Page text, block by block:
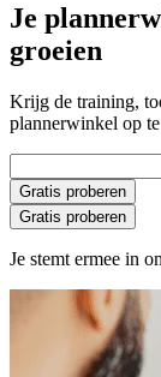
Je
groeien
Krijg de training,
plannerwinkel op
Gratis proberen
Gratis proberen
Je stemt ermee in